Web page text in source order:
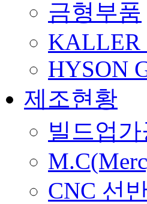
금형부품
KALLER
HYSON
제조현황
빌드업가
CNC 선